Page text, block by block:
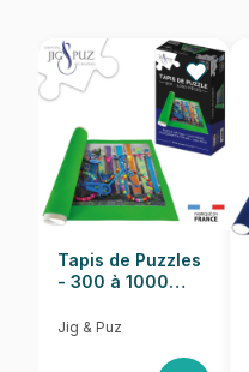
EAN
Nombre de pièces
Dimensions
Tapis de Puzzles
- 300 à 1000
Jig & Puz